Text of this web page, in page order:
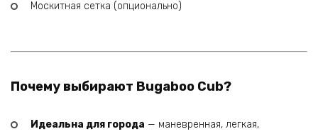
Москитная сетка (опционально)
Почему выбирают Bugaboo Cub?
Идеальна для города — маневренная, легкая,